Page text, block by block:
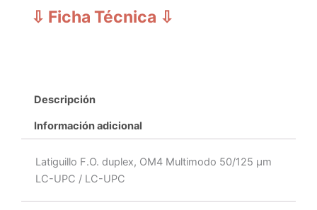
⇩ Ficha Técnica ⇩
Descripción
Información adicional
Latiguillo F.O. duplex, OM4 Multimodo 50/125 μm
LC-UPC / LC-UPC